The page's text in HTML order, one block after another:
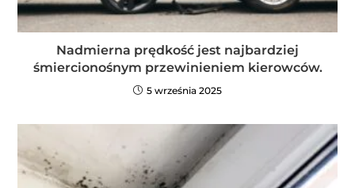
Nadmierna prędkość jest najbardziej
śmiercionośnym przewinieniem kierowców.
5 września 2025